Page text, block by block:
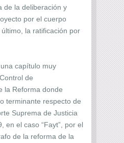
de la deliberación y
por el cuerpo
la ratificación por
capítulo muy
de
la Reforma donde
terminante respecto de
Suprema de Justicia
en el caso “Fayt”, por el
de la reforma de la